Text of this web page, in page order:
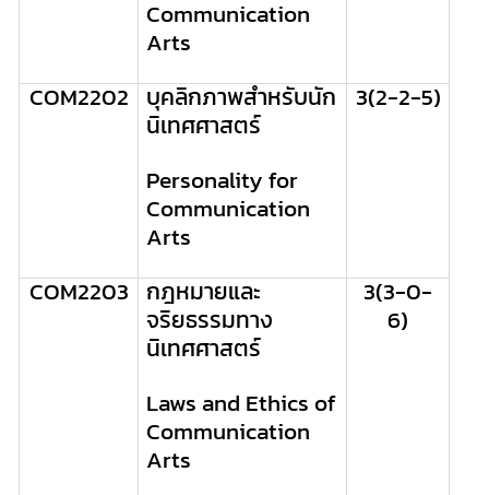
Communication
Arts
COM2202 บุคลิกภาพสำหรับนัก
นิเทศศาสตร์
Personality for
Communication
Arts
3(2-2-5)
COM2203 กฎหมายและ
จริยธรรมทาง
นิเทศศาสตร์
Laws and Ethics of
Communication
Arts
3(3-0-
6)